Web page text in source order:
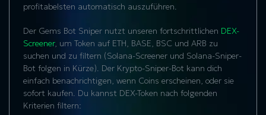
profitabelsten automatisch auszuführen.
Der Gems Bot Sniper nutzt unseren fortschrittlichen DEX-
Screener, um Token auf ETH, BASE, BSC und ARB zu
suchen und zu filtern (Solana-Screener und Solana-Sniper-
Bot folgen in Kürze). Der Krypto-Sniper-Bot kann dich
einfach benachrichtigen, wenn Coins erscheinen, oder sie
sofort kaufen. Du kannst DEX-Token nach folgenden
Kriterien filtern: